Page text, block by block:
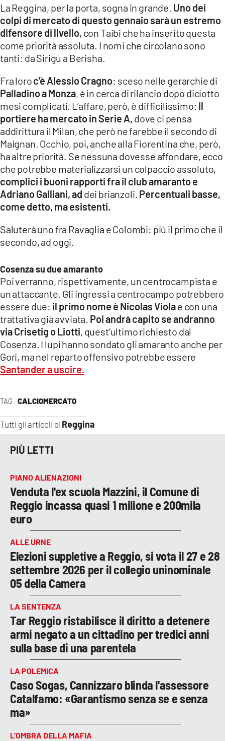
LaC
Network
LACPLAY.IT
LACTV.IT
LACITYMAG.IT
ILREGGINO.IT
COSENZACHANNEL.IT
ILVIBONESE.IT
CATANZAROCHANNEL.IT
LACAPITALENEWS.IT
App
APPLE
TAG CALCIOMERCATO
Tutti gli articoli di Reggina
La Reggina, per la porta, sogna in grande. Uno dei
colpi di mercato di questo gennaio sarà un estremo
difensore di livello, con Taibi che ha inserito questa
come priorità assoluta. I nomi che circolano sono
tanti: da Sirigu a Berisha.
Fra loroc’è Alessio Cragno: sceso nelle gerarchie di
Palladino a Monza, è in cerca di rilancio dopo diciotto
mesi complicati. L’affare, però, è difficilissimo: il
portiere ha mercato in Serie A, dove ci pensa
addirittura il Milan, che però ne farebbe il secondo di
Maignan. Occhio, poi, anche alla Fiorentina che, però,
ha altre priorità. Se nessuna dovesse affondare, ecco
che potrebbe materializzarsi un colpaccio assoluto,
complici i buoni rapporti fra il club amaranto e
Adriano Galliani, ad dei brianzoli. Percentuali basse,
come detto, ma esistenti.
Saluterà uno fra Ravaglia e Colombi: più il primo che il
secondo, ad oggi.
Cosenza su due amaranto
Poi verranno, rispettivamente, un centrocampista e
un attaccante. Gli ingressi a centrocampo potrebbero
essere due: il primo nome è Nicolas Violae con una
trattativa già avviata. Poi andrà capito se andranno
via Crisetig o Liotti, quest’ultimo richiesto dal
Cosenza. I lupi hanno sondato gli amaranto anche per
Gori, ma nel reparto offensivo potrebbe essere
Santander a uscire.
PIÙ LETTI
PIANO ALIENAZIONI
Venduta l'ex scuola Mazzini, il Comune di
Reggio incassa quasi 1 milione e 200mila
euro
ALLE URNE
Elezioni suppletive a Reggio, si vota il 27 e 28
settembre 2026 per il collegio uninominale
05 della Camera
LA SENTENZA
Tar Reggio ristabilisce il diritto a detenere
armi negato a un cittadino per tredici anni
sulla base di una parentela
LA POLEMICA
Caso Sogas, Cannizzaro blinda l'assessore
Catalfamo: «Garantismo senza se e senza
ma»
L’OMBRA DELLA MAFIA